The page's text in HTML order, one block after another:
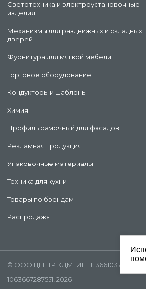
Светотехника и электроустановочные
изделия
Механизмы для раздвижных и складных
дверей
Фурнитура для мягкой мебели
Торговое оборудование
Кондукторы и шаблоны
Химия
Профиль рамочный для фасадов
Рекламная продукция
Упаковочные материалы
Техника для кухни
Товары по брендам
Распродажа
© ООО ЦЕНТР КДМ. ИНН: 3661037157
1063667287551 , 2026